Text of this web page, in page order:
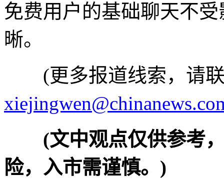
免费用户的基础聊天不
晰。
(更多报道线索，请联
(文中观点仅供参考
险，入市需谨慎。)